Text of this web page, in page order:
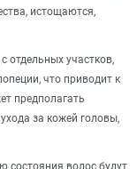
истощаются,
отдельных участков,
что приводит к
предполагать
за кожей головы,
состояния волос будут